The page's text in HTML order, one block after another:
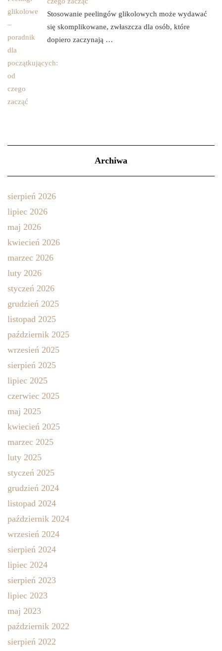
Stosowanie peelingów glikolowych może wydawać
się skomplikowane, zwłaszcza dla osób, które
dopiero zaczynają …
Archiwa
sierpień 2026
lipiec 2026
maj 2026
kwiecień 2026
marzec 2026
luty 2026
styczeń 2026
grudzień 2025
listopad 2025
październik 2025
wrzesień 2025
sierpień 2025
lipiec 2025
czerwiec 2025
maj 2025
kwiecień 2025
marzec 2025
luty 2025
styczeń 2025
grudzień 2024
listopad 2024
październik 2024
wrzesień 2024
sierpień 2024
lipiec 2024
sierpień 2023
lipiec 2023
maj 2023
październik 2022
sierpień 2022